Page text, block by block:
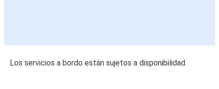
Los servicios a bordo están sujetos a disponibilidad